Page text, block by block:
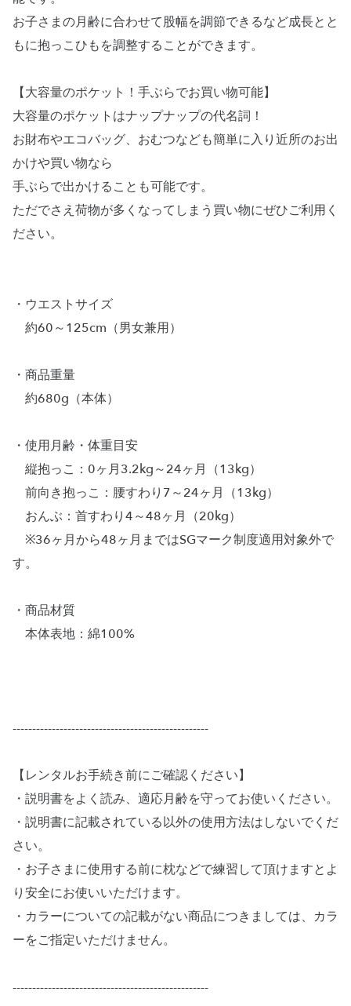
お子さまの月齢に合わせて股幅を調節できるなど成長とと
もに抱っこひもを調整することができます。
【大容量のポケット！手ぶらでお買い物可能】
大容量のポケットはナップナップの代名詞！
お財布やエコバッグ、おむつなども簡単に入り近所のお出
かけや買い物なら
手ぶらで出かけることも可能です。
ただでさえ荷物が多くなってしまう買い物にぜひご利用く
ださい。
・ウエストサイズ
約60～125cm（男女兼用）
・商品重量
約680g（本体）
・使用月齢・体重目安
縦抱っこ：0ヶ月3.2kg～24ヶ月（13kg）
前向き抱っこ：腰すわり7～24ヶ月（13kg）
おんぶ：首すわり4～48ヶ月（20kg）
※36ヶ月から48ヶ月まではSGマーク制度適用対象外で
す。
・商品材質
本体表地：綿100%
--------------------------------------------------
【レンタルお手続き前にご確認ください】
・説明書をよく読み、適応月齢を守ってお使いください。
・説明書に記載されている以外の使用方法はしないでくだ
さい。
・お子さまに使用する前に枕などで練習して頂けますとよ
り安全にお使いいただけます。
・カラーについての記載がない商品につきましては、カラ
ーをご指定いただけません。
--------------------------------------------------